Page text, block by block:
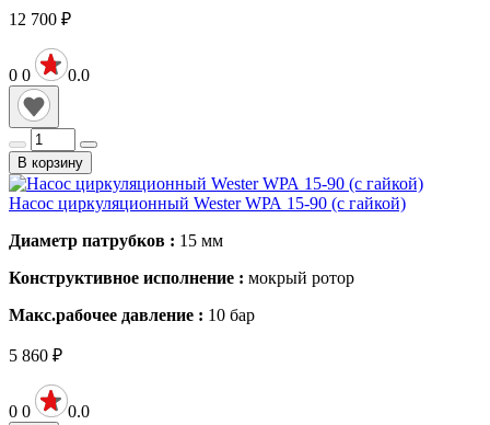
12 700 ₽
0 0 0.0
В корзину
Насос циркуляционный Wester WРА 15-90 (с гайкой)
Диаметр патрубков : 15 мм
Конструктивное исполнение : мокрый ротор
Макс.рабочее давление : 10 бар
5 860 ₽
0 0 0.0